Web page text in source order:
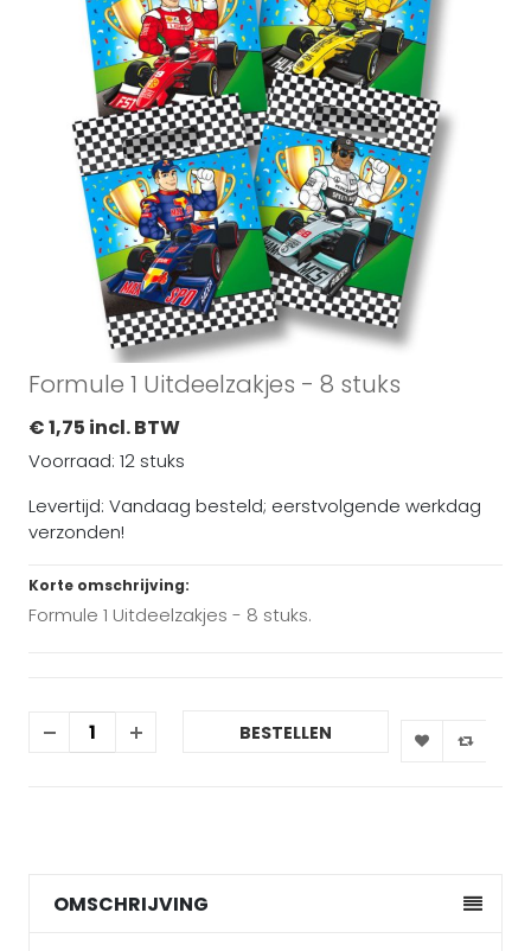
Formule 1 Uitdeelzakjes - 8 stuks
€ 1,75 incl. BTW
Voorraad: 12 stuks
Levertijd: Vandaag besteld; eerstvolgende werkdag
verzonden!
Korte omschrijving:
Formule 1 Uitdeelzakjes - 8 stuks.
BESTELLEN
OMSCHRIJVING